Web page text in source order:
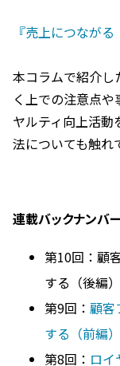
『売上につなが
本コラムで紹介し
く上での注意点
ヤルティ向上活
法についても触れ
連載バックナンバー
第10回：顧
する（後編）
第9回： 顧客
する（前編）
第8回： ロ